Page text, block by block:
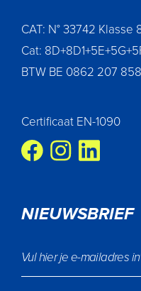
CAT: N° 33742 Klasse
Cat:
BTW BE 0862 207 858
Certificaat EN-1090
NIEUWSBRIEF
Vul hier je e-mailadres in